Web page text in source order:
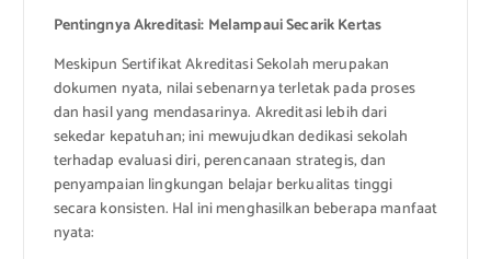
Pentingnya Akreditasi: Melampaui Secarik Kertas
Meskipun Sertifikat Akreditasi Sekolah merupakan
dokumen nyata, nilai sebenarnya terletak pada proses
dan hasil yang mendasarinya. Akreditasi lebih dari
sekedar kepatuhan; ini mewujudkan dedikasi sekolah
terhadap evaluasi diri, perencanaan strategis, dan
penyampaian lingkungan belajar berkualitas tinggi
secara konsisten. Hal ini menghasilkan beberapa manfaat
nyata: